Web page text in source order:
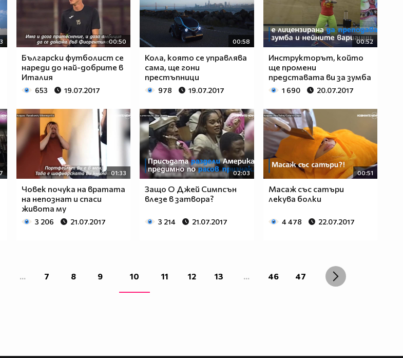
00:50
Български футболист се
нареди до най-добрите в
Италия
653 19.07.2017
00:58
Кола, която се управлява
сама, ще гони
престъпници
978 19.07.2017
00:52
Инструкторът, който
ще промени
представата ви за зумба
1 690 20.07.2017
01:33
Човек почука на вратата
на непознат и спаси
живота му
3 206 21.07.2017
02:03
Защо О Джей Симпсън
влезе в затвора?
3 214 21.07.2017
00:51
Масаж със сатъри
лекува болки
4 478 22.07.2017
... 7 8 9 10 11 12 13 ... 46 47